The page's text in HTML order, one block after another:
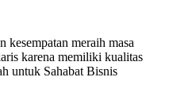
kesempatan meraih masa
karena memiliki kualitas
untuk Sahabat Bisnis